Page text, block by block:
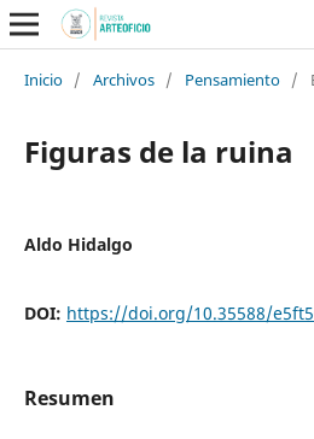
Inicio / Archivos / Pensamiento /
Figuras de la ruina
Aldo Hidalgo
DOI: https://doi.org/10.35588/
Resumen